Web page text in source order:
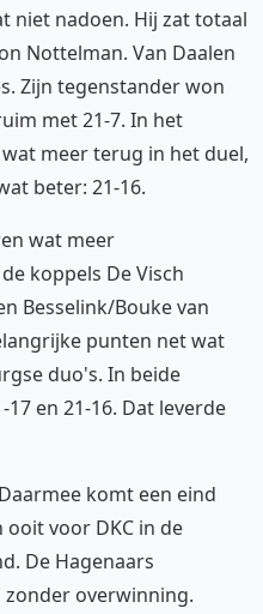
niet nadoen. Hij zat totaal
Nottelman. Van Daalen
Zijn tegenstander won
met 21-7. In het
meer terug in het duel,
beter: 21-16.
wat meer
koppels De Visch
Besselink/Bouke van
punten net wat
duo's. In beide
en 21-16. Dat leverde
komt een eind
ooit voor DKC in de
De Hagenaars
overwinning.